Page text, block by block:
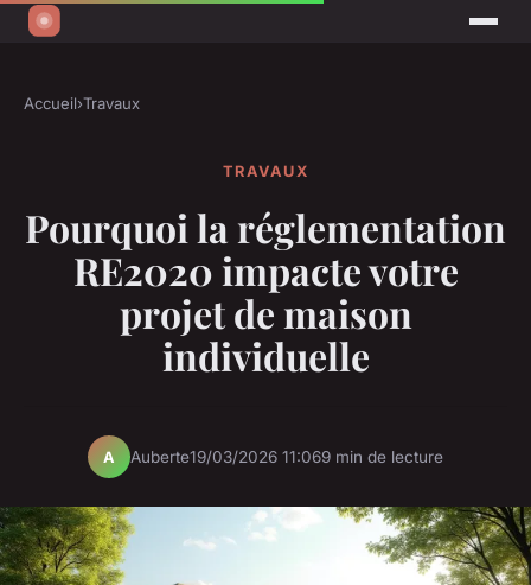
Accueil›Travaux
TRAVAUX
Pourquoi la réglementation
RE2020 impacte votre
projet de maison
individuelle
A Auberte19/03/2026 11:069 min de lecture